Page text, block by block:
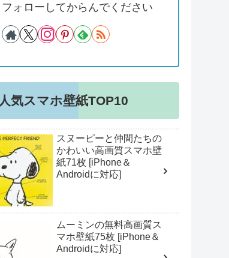
フォローしてからんでください
人気スマホ壁紙TOP10
スヌーピーと仲間たちの
かわいい高画質スマホ壁
紙71枚 [iPhone＆
Androidに対応]
ムーミンの無料高画質ス
マホ壁紙75枚 [iPhone＆
Androidに対応]